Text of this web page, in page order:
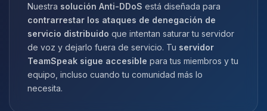
Nuestra solución Anti-DDoS está diseñada para
contrarrestar los ataques de denegación de
servicio distribuido que intentan saturar tu servidor
de voz y dejarlo fuera de servicio. Tu servidor
TeamSpeak sigue accesible para tus miembros y tu
equipo, incluso cuando tu comunidad más lo
necesita.